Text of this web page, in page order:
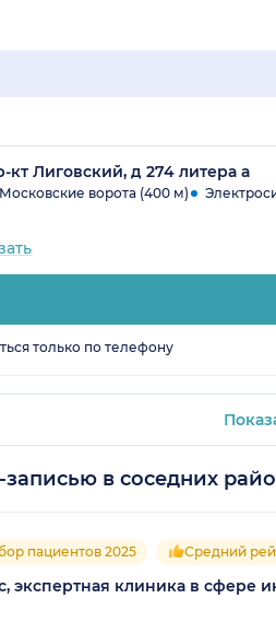
кт Лиговский, д 274 литера а
Московские ворота (400 м)
только по телефону
в соседних
пациентов 2025 Средний
экспертная клиника в сфере